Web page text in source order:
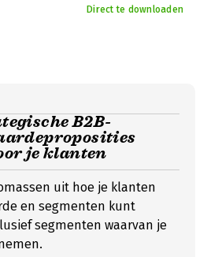
Direct te downloaden
B2B-
je klanten
uit hoe je klanten
en segmenten kunt
segmenten waarvan je